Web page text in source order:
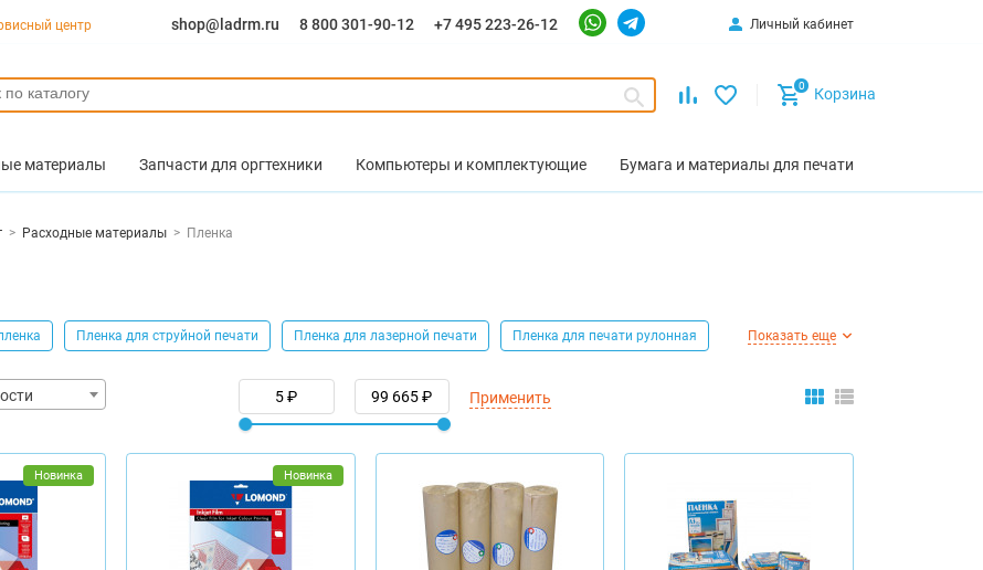
центр shop@ladrm.ru 8 800 301-90-12 +7 495 223-26-12 Личный кабинет
0 Корзина
материалы Запчасти для оргтехники Компьютеры и комплектующие Бумага и материалы для печати
> Расходные материалы > Пленка
Пленка для струйной печати Пленка для лазерной печати Пленка для печати рулонная Показать еще
Применить
Новинка Новинка